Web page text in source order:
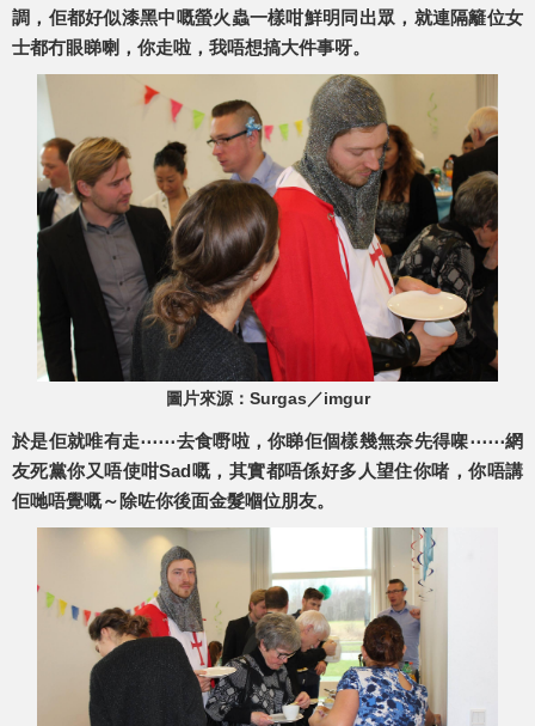
調，佢都好似漆黑中嘅螢火蟲一樣咁鮮明同出眾，就連隔籬位女
士都冇眼睇喇，你走啦，我唔想搞大件事呀。
圖片來源：Surgas／imgur
於是佢就唯有走⋯⋯去食嘢啦，你睇佢個樣幾無奈先得㗎⋯⋯網
友死黨你又唔使咁Sad嘅，其實都唔係好多人望住你啫，你唔講
佢哋唔覺嘅～除咗你後面金髮嗰位朋友。